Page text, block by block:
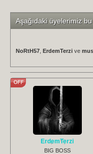
Aşağıdaki üyelerimiz
NoRtH57 ErdemTerzi ve
ErdemTerzi
BIG BOSS